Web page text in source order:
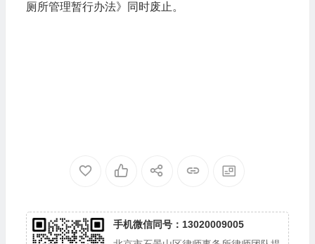
厕所管理暂行办法》同时废止。
手机微信同号：13020009005